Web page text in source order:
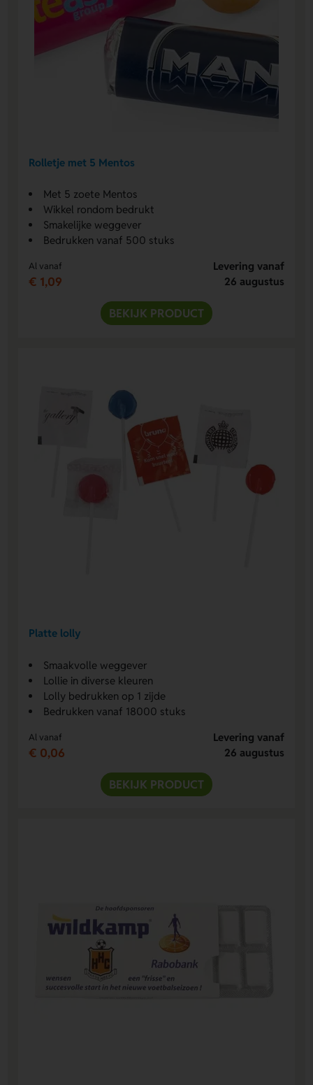
Rolletje met 5 Mentos
Met 5 zoete Mentos
Wikkel rondom bedrukt
Smakelijke weggever
Bedrukken vanaf 500 stuks
Al vanaf
€ 1,09
Levering vanaf
26 augustus
BEKIJK PRODUCT
Platte lolly
Smaakvolle weggever
Lollie in diverse kleuren
Lolly bedrukken op 1 zijde
Bedrukken vanaf 18000 stuks
Al vanaf
€ 0,06
Levering vanaf
26 augustus
BEKIJK PRODUCT